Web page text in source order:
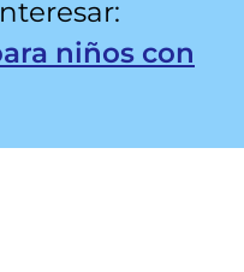
niños con